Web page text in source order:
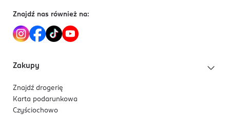
Znajdź nas również na:
Zakupy
Znajdź drogerię
Karta podarunkowa
Czyściochowo